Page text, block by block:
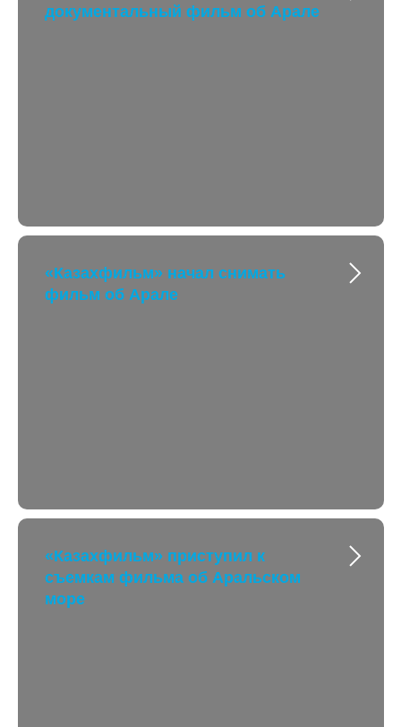
документальный фильм об Арале
«Казахфильм» начал снимать
фильм об Арале
«Казахфильм» приступил к
съемкам фильма об Аральском
море